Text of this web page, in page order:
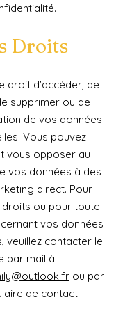
Droits
droit d'accéder, de
supprimer ou de
de vos données
Vous pouvez
vous opposer au
vos données à des
direct. Pour
ou pour toute
vos données
veuillez contacter le
par mail à
ou par
de contact.